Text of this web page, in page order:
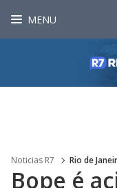
MENU
Noticias R7 Rio de
Bope é